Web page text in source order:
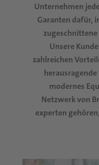
Unternehmen
Garanten dafür,
Unsere
zahlreichen
modernes
Netzwerk von
experten